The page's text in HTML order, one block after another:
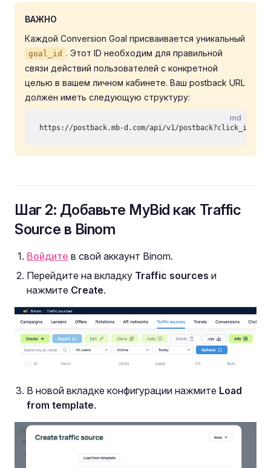
ВАЖНО
Каждой Conversion Goal присваивается уникальный
goal_id . Этот ID необходим для правильной
связи действий пользователей с конкретной
целью в вашем личном кабинете. Ваш postback URL
должен иметь следующую структуру:
md
https://postback.mb-d.com/api/v1/
Шаг 2: Добавьте MyBid как Traffic
Source в Binom
Войдите в свой аккаунт Binom.
Перейдите на вкладку Traffic sources и
нажмите Create.
В новой вкладке конфигурации нажмите Load
from template.